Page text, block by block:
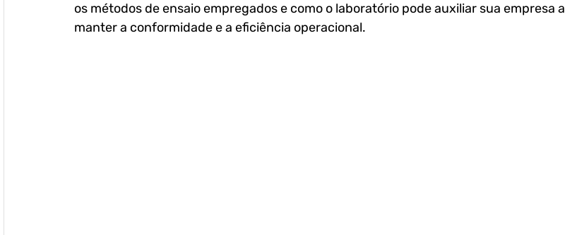
os métodos de ensaio empregados e como o laboratório pode auxiliar sua empresa a
manter a conformidade e a eficiência operacional.